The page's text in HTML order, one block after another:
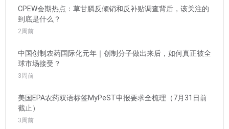
CPEW会期热点：草甘膦反倾销和反补贴调查背后，该关注的
到底是什么？
2周前
中国创制农药国际化元年｜创制分子做出来后，如何真正被全
球市场接受？
3周前
美国EPA农药双语标签MyPeST申报要求全梳理（7月31日前
截止）
3周前